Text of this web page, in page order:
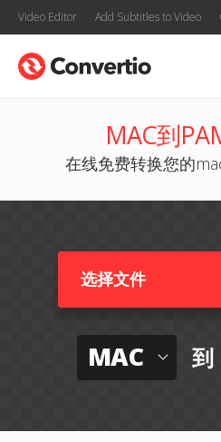
Video Editor Add Subtitles to Video
MAC到
在线免费转换您的
选择文件
MAC 到